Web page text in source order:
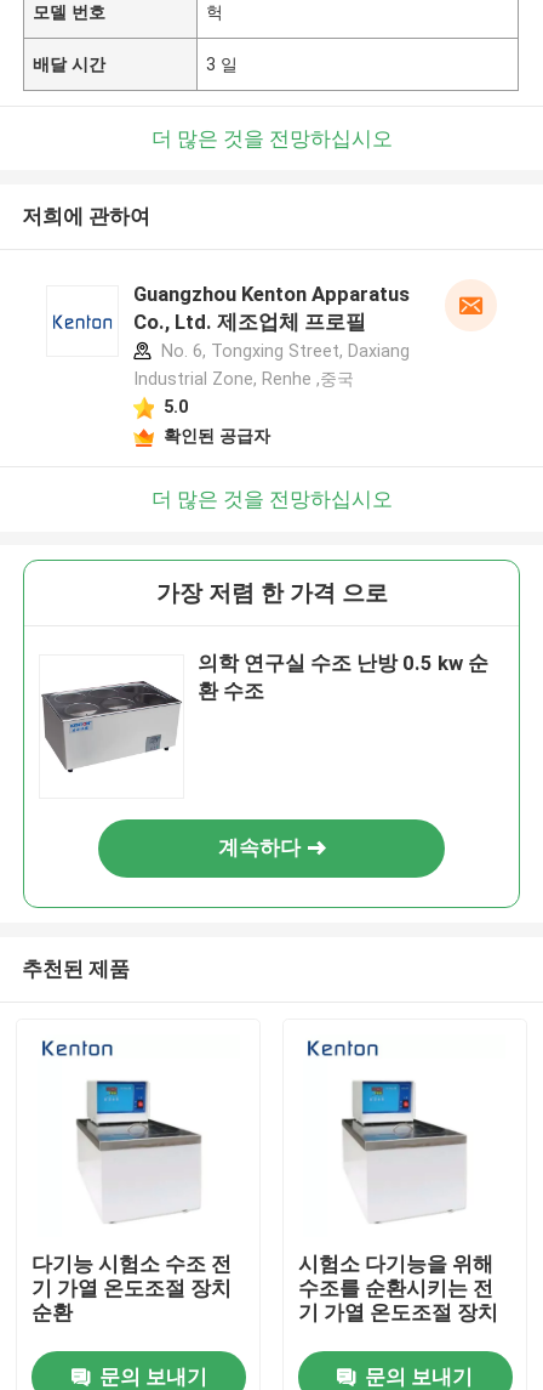
모델 번호 헉
배달 시간 3 일
더 많은 것을 전망하십시오
저희에 관하여
Guangzhou Kenton Apparatus
Co., Ltd. 제조업체 프로필
No. 6, Tongxing Street, Daxiang
Industrial Zone, Renhe ,중국
5.0
확인된 공급자
더 많은 것을 전망하십시오
가장 저렴 한 가격 으로
의학 연구실 수조 난방 0.5 kw 순
환 수조
계속하다
추천된 제품
다기능 시험소 수조 전
기 가열 온도조절 장치
순환
문의 보내기
시험소 다기능을 위해
수조를 순환시키는 전
기 가열 온도조절 장치
문의 보내기